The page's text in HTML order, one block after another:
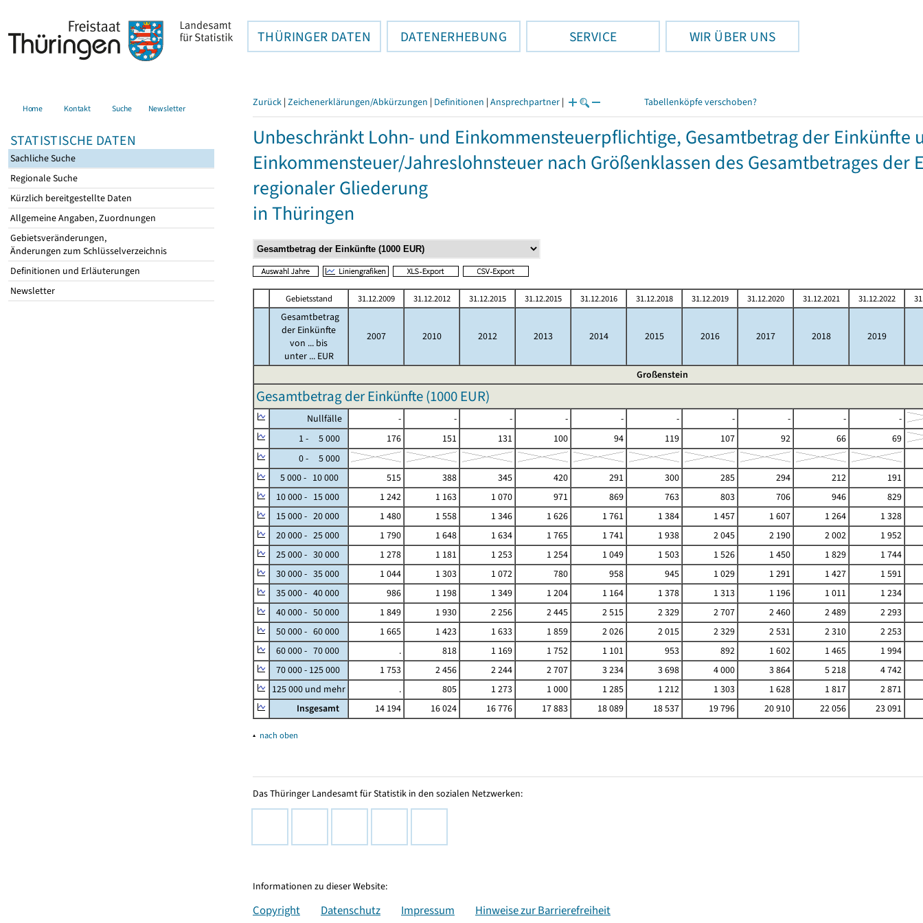
THÜRINGER DATEN DATENERHEBUNG SERVICE WIR ÜBER UNS
Home Kontakt Suche Newsletter
STATISTISCHE DATEN
Sachliche Suche
Regionale Suche
Kürzlich bereitgestellte Daten
Allgemeine Angaben, Zuordnungen
Gebietsveränderungen,
Änderungen zum Schlüsselverzeichnis
Definitionen und Erläuterungen
Newsletter
Zurück | Zeichenerklärungen/Abkürzungen | Definitionen | Ansprechpartner | Tabellenköpfe verschoben?
Unbeschränkt Lohn- und Einkommensteuerpflichtige, Gesamtbetrag der Einkünfte
Einkommensteuer/Jahreslohnsteuer nach Größenklassen des Gesamtbetrages der
regionaler Gliederung
in Thüringen
Gebietsstand 31.12.2009 31.12.2012 31.12.2015 31.12.2015 31.12.2016 31.12.2018 31.12.2019 31.12.2020 31.12.2021 31.12.2022
Gesamtbetrag
der Einkünfte
von ... bis
unter ... EUR
2007 2010 2012 2013 2014 2015 2016 2017 2018 2019
Großenstein
Gesamtbetrag der Einkünfte (1000 EUR)
Nullfälle - - - - - - - - -
-
1 - 5 000
176 151 131 100 94 119 107 92 66
69
0 - 5 000
5 000 - 10 000
515 388 345 420 291 300 285 294 212
191
10 000 - 15 000
1 242 1 163 1 070 971 869 763 803 706 946
829
15 000 - 20 000
1 480 1 558 1 346 1 626 1 761 1 384 1 457 1 607 1 264
1 328
20 000 - 25 000
1 790 1 648 1 634 1 765 1 741 1 938 2 045 2 190 2 002
1 952
25 000 - 30 000
1 278 1 181 1 253 1 254 1 049 1 503 1 526 1 450 1 829
1 744
30 000 - 35 000
1 044 1 303 1 072 780 958 945 1 029 1 291 1 427
1 591
35 000 - 40 000
986 1 198 1 349 1 204 1 164 1 378 1 313 1 196 1 011
1 234
40 000 - 50 000
1 849 1 930 2 256 2 445 2 515 2 329 2 707 2 460 2 489
2 293
50 000 - 60 000
1 665 1 423 1 633 1 859 2 026 2 015 2 329 2 531 2 310
2 253
60 000 - 70 000
. 818 1 169 1 752 1 101 953 892 1 602 1 465
1 994
70 000 - 125 000
1 753 2 456 2 244 2 707 3 234 3 698 4 000 3 864 5 218
4 742
125 000 und mehr
. 805 1 273 1 000 1 285 1 212 1 303 1 628 1 817
2 871
Insgesamt
14 194 16 024 16 776 17 883 18 089 18 537 19 796 20 910 22 056 23 091
▴ nach oben
Das Thüringer Landesamt für Statistik in den sozialen Netzwerken:
Informationen zu dieser Website:
Copyright Datenschutz Impressum Hinweise zur Barrierefreiheit